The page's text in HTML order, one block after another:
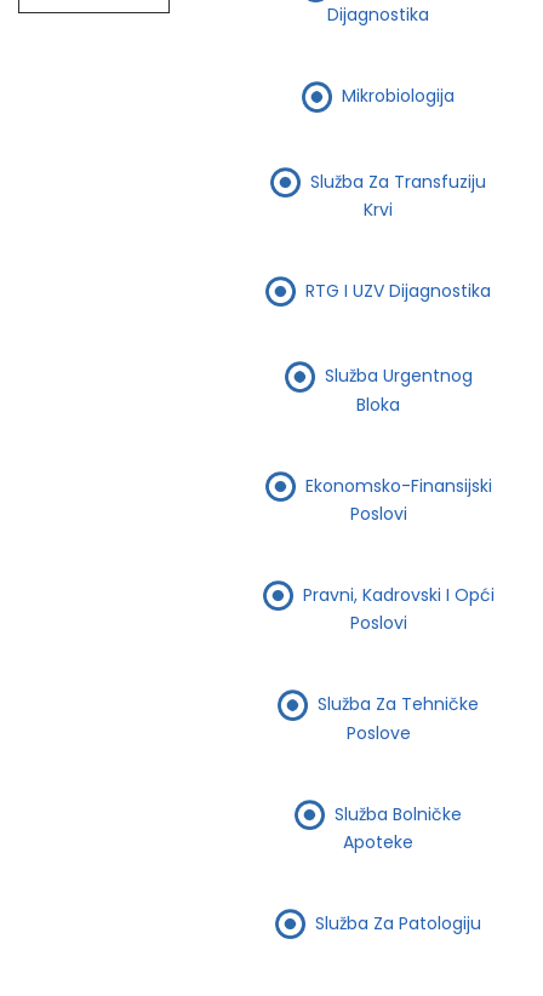
Dijagnostika
Mikrobiologija
Služba Za Transfuziju
Krvi
RTG I UZV Dijagnostika
Služba Urgentnog
Bloka
Ekonomsko-Finansijski
Poslovi
Pravni, Kadrovski I Opći
Poslovi
Služba Za Tehničke
Poslove
Služba Bolničke
Apoteke
Služba Za Patologiju